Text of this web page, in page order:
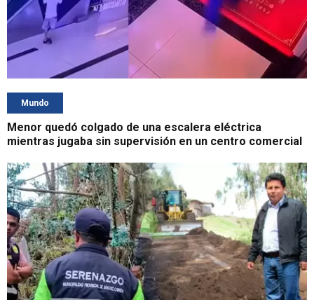
Mundo
Menor quedó colgado de una escalera eléctrica
mientras jugaba sin supervisión en un centro comercial